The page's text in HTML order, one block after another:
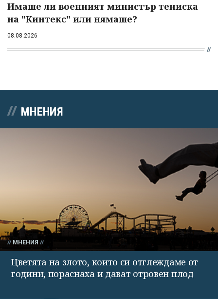
Имаше ли военният министър тениска
на "Кинтекс" или нямаше?
08.08.2026
МНЕНИЯ
МНЕНИЯ
Цветята на злото, които си отглеждаме от
години, пораснаха и дават отровен плод